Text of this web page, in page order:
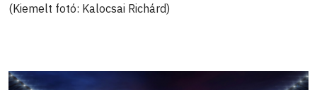
(Kiemelt fotó: Kalocsai Richárd)